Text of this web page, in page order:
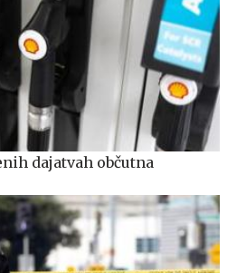
dajatvah občutna